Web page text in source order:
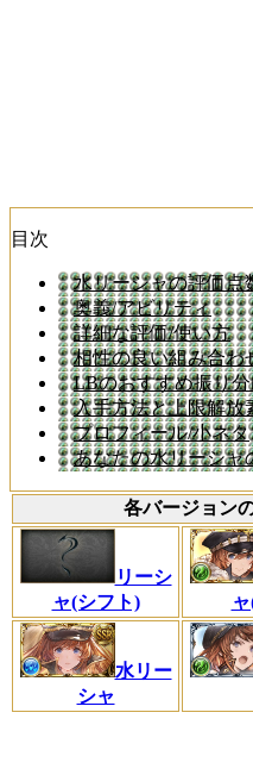
目次
水リーシャの評価点
奥義/アビリティ
詳細な評価/使い方
相性の良い組み合わ
LBのおすすめ振り
入手方法と上限解放
プロフィール/小ネタ
あなたの水リーシャ
各バージョン
リーシ
ャ(シフト)
水リー
シャ